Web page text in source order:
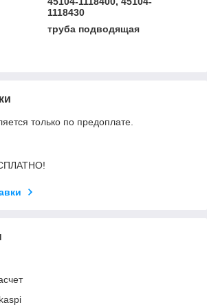
1118430
труба подводящая
только по предоплате.